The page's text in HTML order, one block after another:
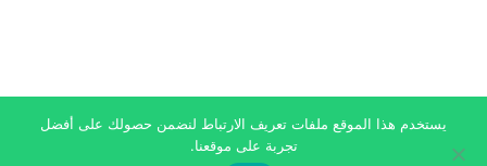
يستخدم هذا الموقع ملفات تعريف الارتباط لنضمن حصولك على أفضل
تجربة على موقعنا.